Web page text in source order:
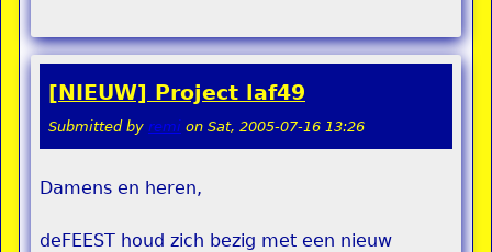
[NIEUW] Project laf49
Submitted by remi on Sat, 2005-07-16 13:26
Damens en heren,
deFEEST houd zich bezig met een nieuw